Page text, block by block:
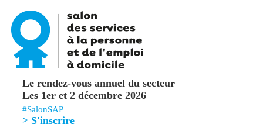
Le rendez-vous annuel du secteur
Les 1er et 2 décembre 2026
#SalonSAP
> S'inscrire